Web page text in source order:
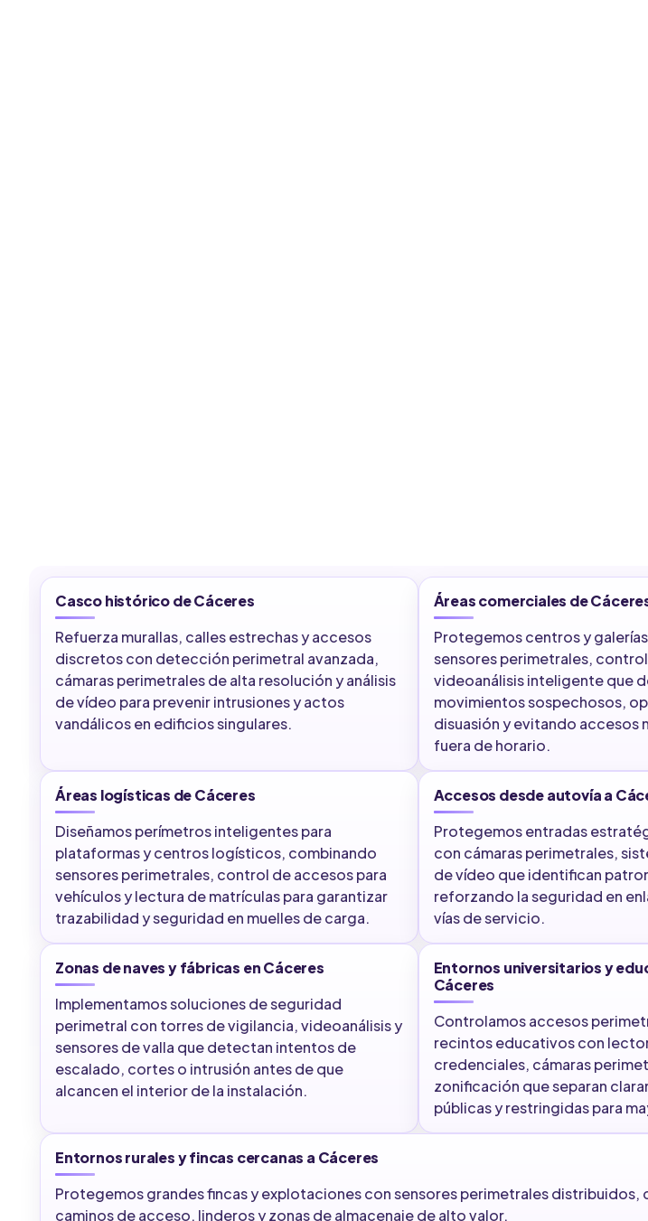
Casco histórico de Cáceres
Refuerza murallas, calles estrechas y accesos
discretos con detección perimetral avanzada,
cámaras perimetrales de alta resolución y análisis
de vídeo para prevenir intrusiones y actos
vandálicos en edificios singulares.
Áreas comerciales de
Protegemos centros y
sensores perimetrales,
videoanálisis inteligente que
movimientos sospechosos,
disuasión y evitando accesos
fuera de horario.
Áreas logísticas de Cáceres
Diseñamos perímetros inteligentes para
plataformas y centros logísticos, combinando
sensores perimetrales, control de accesos para
vehículos y lectura de matrículas para garantizar
trazabilidad y seguridad en muelles de carga.
Accesos desde autovía a
Protegemos entradas
con cámaras perimetrales,
de vídeo que identifican
reforzando la seguridad en
vías de servicio.
Zonas de naves y fábricas en Cáceres
Implementamos soluciones de seguridad
perimetral con torres de vigilancia, videoanálisis y
sensores de valla que detectan intentos de
escalado, cortes o intrusión antes de que
alcancen el interior de la instalación.
Entornos universitarios y
Cáceres
Controlamos accesos
recintos educativos con
credenciales, cámaras
zonificación que separan
públicas y restringidas para
Entornos rurales y fincas cercanas a Cáceres
Protegemos grandes fincas y explotaciones con sensores perimetrales distribuidos,
caminos de acceso, linderos y zonas de almacenaje de alto valor.